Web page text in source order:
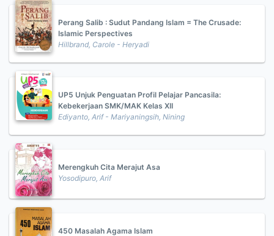
Perang Salib : Sudut Pandang Islam = The Crusade:
Islamic Perspectives
Hillbrand, Carole - Heryadi
UP5 Unjuk Penguatan Profil Pelajar Pancasila:
Kebekerjaan SMK/MAK Kelas XII
Ediyanto, Arif - Mariyaningsih, Nining
Merengkuh Cita Merajut Asa
Yosodipuro, Arif
450 Masalah Agama Islam